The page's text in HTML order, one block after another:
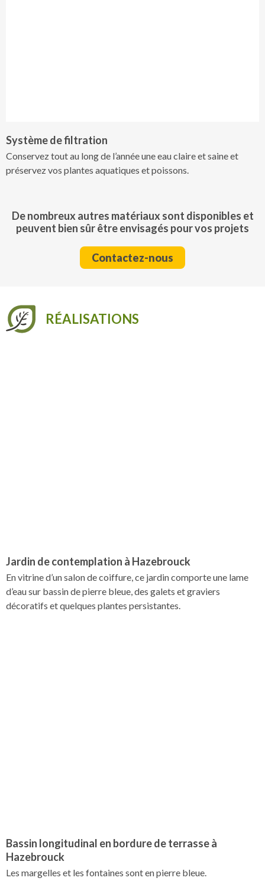
Système de filtration
Conservez tout au long de l’année une eau claire et saine et
préservez vos plantes aquatiques et poissons.
De nombreux autres matériaux sont disponibles et
peuvent bien sûr être envisagés pour vos projets
Contactez-nous
RÉALISATIONS
Jardin de contemplation à Hazebrouck
En vitrine d’un salon de coiffure, ce jardin comporte une lame
d’eau sur bassin de pierre bleue, des galets et graviers
décoratifs et quelques plantes persistantes.
Bassin longitudinal en bordure de terrasse à
Hazebrouck
Les margelles et les fontaines sont en pierre bleue.